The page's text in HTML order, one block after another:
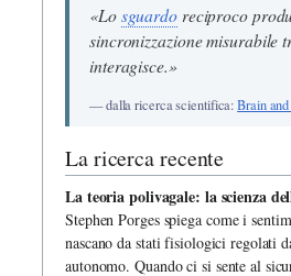
«Losguardoreciproco
sincronizzazione misurabile
interagisce.»
— dalla ricerca scientifica:Brain
La ricerca recente
La teoria polivagale: la scienza
Stephen Porges spiega come i
nascano da stati fisiologici regolati
autonomo. Quando ci si sente al